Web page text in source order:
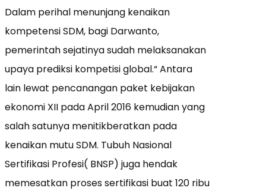
Dalam perihal menunjang kenaikan
kompetensi SDM, bagi Darwanto,
pemerintah sejatinya sudah melaksanakan
upaya prediksi kompetisi global.“ Antara
lain lewat pencanangan paket kebijakan
ekonomi XII pada April 2016 kemudian yang
salah satunya menitikberatkan pada
kenaikan mutu SDM. Tubuh Nasional
Sertifikasi Profesi( BNSP) juga hendak
memesatkan proses sertifikasi buat 120 ribu